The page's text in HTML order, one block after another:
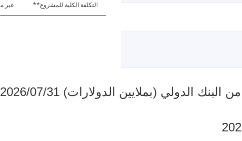
التكلفة الكلية للمشروع** غير
الدولي (بملايين الدولارات) 2026/07/31